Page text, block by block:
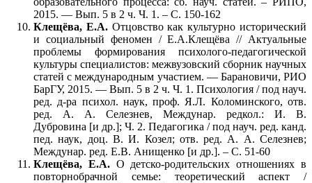
2015. — Вып. 5 в 2 ч. Ч. 1. – С. 150-162
Клещёва, Е.А. Отцовство как культурно исторический
и социальный феномен / Е.А.Клещёва // Актуальные
проблемы формирования психолого-педагогической
культуры специалистов: межвузовский сборник научных
статей с международным участием. — Барановичи, РИО
БарГУ, 2015. — Вып. 5 в 2 ч. Ч. 1. Психология / под науч.
ред. д-ра психол. наук, проф. Я.Л. Коломинского, отв.
ред. А. А. Селезнев, Междунар. редкол.: И. В.
Дубровина [и др.]; Ч. 2. Педагогика / под науч. ред. канд.
пед. наук, доц. В. И. Козел; отв. ред. А. А. Селезнев;
Междунар. ред. Е.В. Анищенко [и др.]. – С. 51-60
Клещёва, Е.А. О детско-родительских отношениях в
повторнобрачной семье: теоретический аспект /